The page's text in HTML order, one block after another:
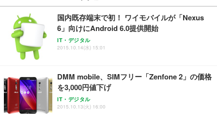
￥27,999
Sezlife オフィスチェア デスクチェア 疲れない テレ
ワーク チェア 強化バックレスト 30度ロッキング機
能 人間工学 椅子 腰サポート 90度跳ね上げ式アーム
務用 おしゃれ パソコンチェア (ブラック)
Sezlife オフィスチェア デスクチェア 疲れない テレ
ワーク チェア 強化バックレスト 30度ロッキング機
能 人間工学 椅子 腰サポート 90度跳ね上げ式アーム
￥109,572
【純正品】27"ゲーミングモニター DualSense 充電
フック付き（CFI-ZDM1J）
【整備済み品】Dell E2724HS 27インチ 液晶モニタ
ー フルHD（1920×1080）VA 非光沢 HDMI/DisplayP
ort/VGA スピーカー内蔵 高さ調整 スイベル VESA対
￥3,234
ネオ・ルーライフ ネオ・オムツ L 中型犬用 26枚入
り 単品
Smart Basic(スマートベーシック) 【Amazon.co.jp
限定】 Smart Basic アイリスオーヤマ ペットシーツ
超厚型 お徳用 ワイド 100枚入 (x 1) (ケース販売)
国内既存端末で初！ ワイモバイルが「Nexus
6」向けにAndroid 6.0提供開始
IT・デジタル
2015.10.14(水) 15:01
DMM mobile、SIMフリー「Zenfone 2」の価格
を3,000円値下げ
IT・デジタル
2015.10.13(火) 16:00